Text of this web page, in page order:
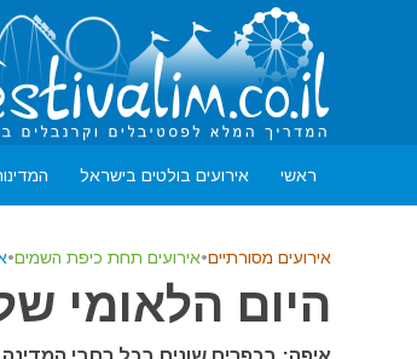
ראשי אירועים בולטים בישראל
אירועים מסורתיים•אירועים תחת כיפת השמים•
היום הלאומי של